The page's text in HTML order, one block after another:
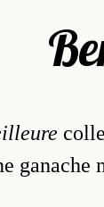
ganache